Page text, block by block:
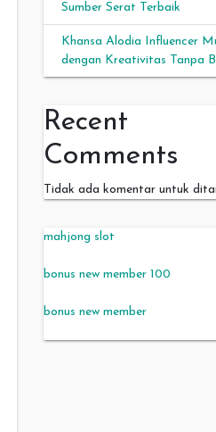
Sumber Serat Terbaik
Khansa Alodia Influencer
dengan Kreativitas Tanpa
Recent
Comments
Tidak ada komentar untuk
mahjong slot
bonus new member 100
bonus new member